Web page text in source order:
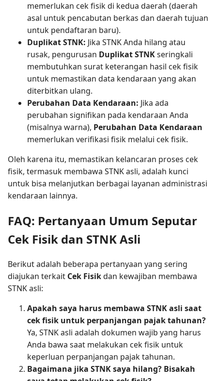
memerlukan cek fisik di kedua daerah (daerah
asal untuk pencabutan berkas dan daerah tujuan
untuk pendaftaran baru).
Duplikat STNK: Jika STNK Anda hilang atau
rusak, pengurusan Duplikat STNKseringkali
membutuhkan surat keterangan hasil cek fisik
untuk memastikan data kendaraan yang akan
diterbitkan ulang.
Perubahan Data Kendaraan: Jika ada
perubahan signifikan pada kendaraan Anda
(misalnya warna), Perubahan Data Kendaraan
memerlukan verifikasi fisik melalui cek fisik.
Oleh karena itu, memastikan kelancaran proses cek
fisik, termasuk membawa STNK asli, adalah kunci
untuk bisa melanjutkan berbagai layanan administrasi
kendaraan lainnya.
FAQ: Pertanyaan Umum Seputar
Cek Fisik dan STNK Asli
Berikut adalah beberapa pertanyaan yang sering
diajukan terkait Cek Fisikdan kewajiban membawa
STNK asli:
Apakah saya harus membawa STNK asli saat
cek fisik untuk perpanjangan pajak tahunan?
Ya, STNK asli adalah dokumen wajib yang harus
Anda bawa saat melakukan cek fisik untuk
keperluan perpanjangan pajak tahunan.
Bagaimana jika STNK saya hilang? Bisakah